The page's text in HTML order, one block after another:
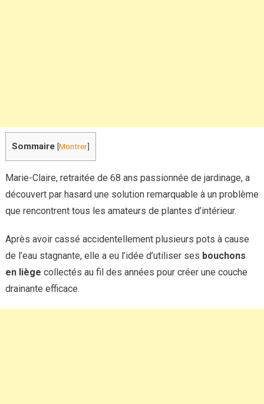
Sommaire [Montrer]
Marie-Claire, retraitée de 68 ans passionnée de jardinage, a
découvert par hasard une solution remarquable à un problème
que rencontrent tous les amateurs de plantes d’intérieur.
Après avoir cassé accidentellement plusieurs pots à cause
de l’eau stagnante, elle a eu l’idée d’utiliser ses bouchons
en liège collectés au fil des années pour créer une couche
drainante efficace.